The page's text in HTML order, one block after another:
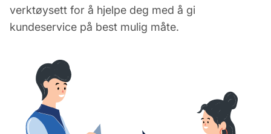
verktøysett for å hjelpe deg med å gi
kundeservice på best mulig måte.